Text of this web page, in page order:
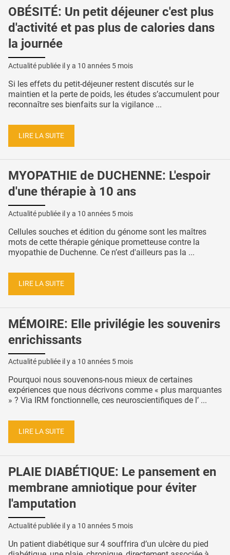
OBÉSITÉ: Un petit déjeuner c'est plus
d'activité et pas plus de calories dans
la journée
Actualité publiée il y a 10 années 5 mois
Si les effets du petit-déjeuner restent discutés sur le
maintien et la perte de poids, les études s’accumulent pour
reconnaître ses bienfaits sur la vigilance ...
LIRE LA SUITE
MYOPATHIE de DUCHENNE: L'espoir
d'une thérapie à 10 ans
Actualité publiée il y a 10 années 5 mois
Cellules souches et édition du génome sont les maîtres
mots de cette thérapie génique prometteuse contre la
myopathie de Duchenne. Ce n’est d'ailleurs pas la ...
LIRE LA SUITE
MÉMOIRE: Elle privilégie les souvenirs
enrichissants
Actualité publiée il y a 10 années 5 mois
Pourquoi nous souvenons-nous mieux de certaines
expériences que nous décrivons comme « plus marquantes
» ? Via IRM fonctionnelle, ces neuroscientifiques de l’ ...
LIRE LA SUITE
PLAIE DIABÉTIQUE: Le pansement en
membrane amniotique pour éviter
l'amputation
Actualité publiée il y a 10 années 5 mois
Un patient diabétique sur 4 souffrira d’un ulcère du pied